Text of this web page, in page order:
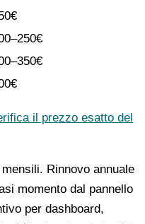
il prezzo esatto del
Rinnovo annuale
momento dal pannello
per dashboard,